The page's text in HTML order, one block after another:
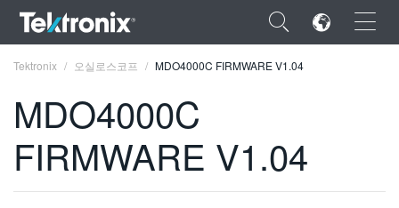
×
ENGLISH
Tektronix 오실로스코프 MDO4000C FIRMWARE V1.04
MDO4000C
FIRMWARE V1.04